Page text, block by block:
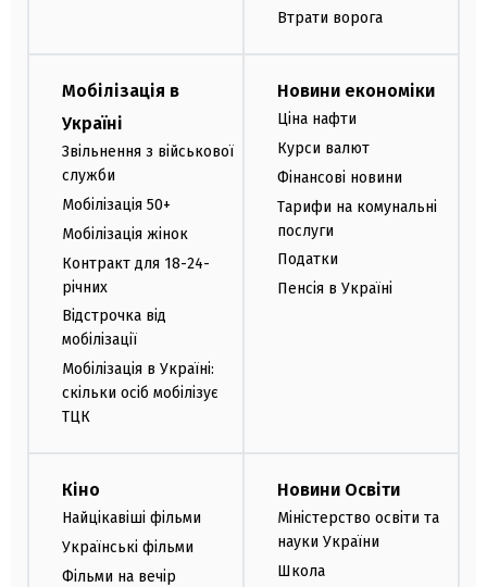
Втрати ворога
Мобілізація в
Україні
Звільнення з військової
служби
Мобілізація 50+
Мобілізація жінок
Контракт для 18-24-
річних
Відстрочка від
мобілізації
Мобілізація в Україні:
скільки осіб мобілізує
ТЦК
Новини економіки
Ціна нафти
Курси валют
Фінансові новини
Тарифи на комунальні
послуги
Податки
Пенсія в Україні
Кіно
Найцікавіші фільми
Українські фільми
Фільми на вечір
Новини Освіти
Міністерство освіти та
науки України
Школа